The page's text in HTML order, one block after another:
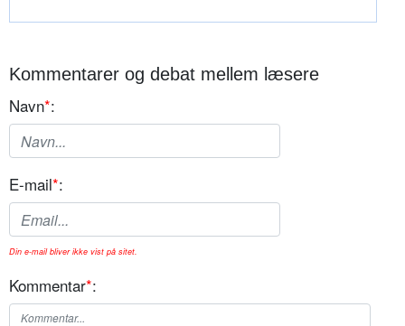
Kommentarer og debat mellem læsere
Navn*:
E-mail*:
Din e-mail bliver ikke vist på sitet.
Kommentar*: